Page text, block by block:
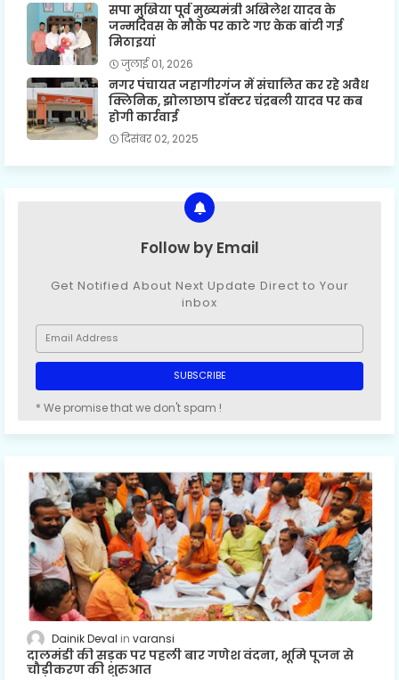
सपा मुखिया पूर्व मुख्यमंत्री अखिलेश यादव के
जन्मदिवस के मौके पर काटे गए केक बांटी गई
मिठाइयां
जुलाई 01, 2026
नगर पंचायत जहागीरगंज में संचालित कर रहे अवैध
क्लिनिक, झोलाछाप डॉक्टर चंद्रबली यादव पर कब
होगी कार्रवाई
दिसंबर 02, 2025
Follow by Email
Get Notified About Next Update Direct to Your
inbox
* We promise that we don't spam !
Dainik Deval varansi
दालमंडी की सड़क पर पहली बार गणेश वंदना, भूमि पूजन से
चौड़ीकरण की शुरुआत